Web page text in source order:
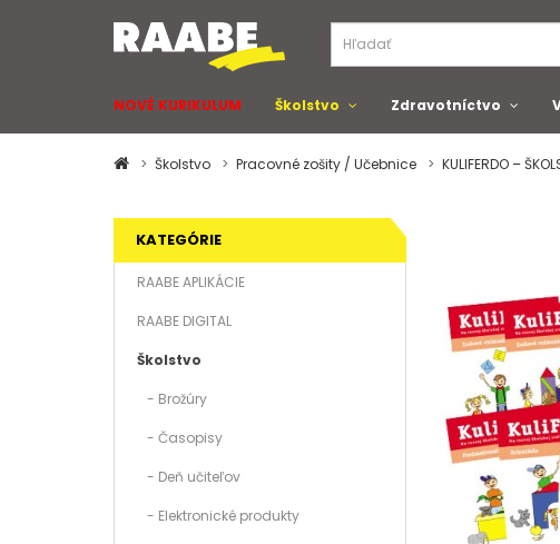
NOVÉ KURIKULUM Školstvo Zdravotníctvo
Školstvo Pracovné zošity / Učebnice KULIFERDO –
KATEGÓRIE
RAABE APLIKÁCIE
RAABE DIGITAL
Školstvo
- Brožúry
- Časopisy
- Deň učiteľov
- Elektronické produkty